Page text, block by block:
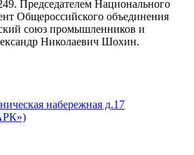
Председателем Национального
Общероссийского объединения
союз промышленников и
Николаевич Шохин.
набережная д.17